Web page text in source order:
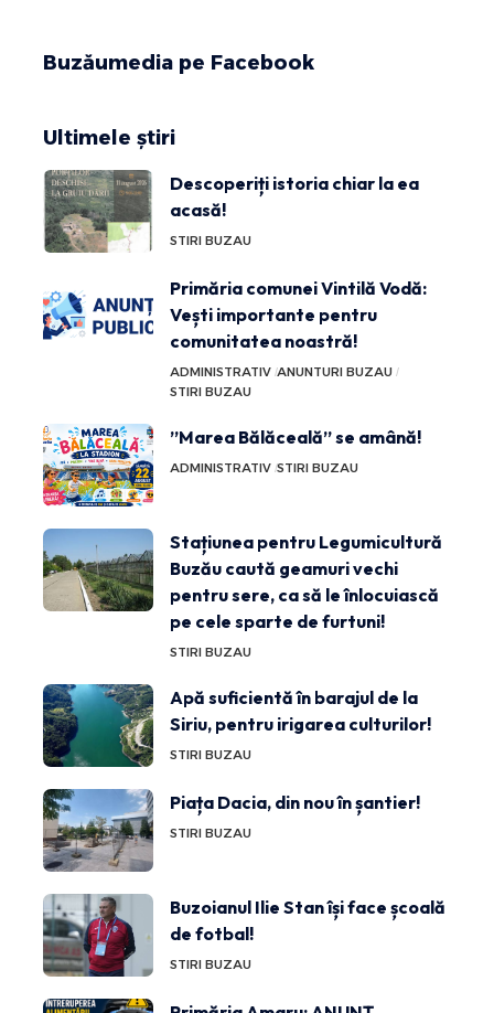
Buzăumedia pe Facebook
Ultimele știri
Descoperiți istoria chiar la ea
acasă!
STIRI BUZAU
Primăria comunei Vintilă Vodă:
Vești importante pentru
comunitatea noastră!
ADMINISTRATIV ANUNTURI BUZAU
STIRI BUZAU
”Marea Bălăceală” se amână!
ADMINISTRATIV STIRI BUZAU
Stațiunea pentru Legumicultură
Buzău caută geamuri vechi
pentru sere, ca să le înlocuiască
pe cele sparte de furtuni!
STIRI BUZAU
Apă suficientă în barajul de la
Siriu, pentru irigarea culturilor!
STIRI BUZAU
Piața Dacia, din nou în șantier!
STIRI BUZAU
Buzoianul Ilie Stan își face școală
de fotbal!
STIRI BUZAU